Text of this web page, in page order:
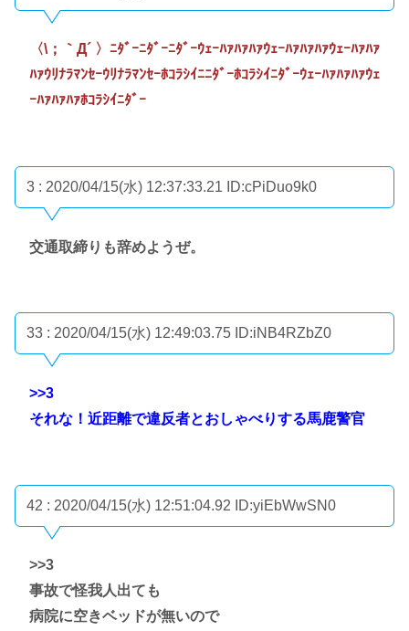
〈\；｀Д´ 〉ﾆﾀﾞｰﾆﾀﾞｰﾆﾀﾞｰｳｪｰﾊｧﾊｧﾊｧｳｪｰﾊｧﾊｧﾊｧｳｪｰﾊｧﾊｧ
ﾊｧｳﾘﾅﾗﾏﾝｾｰｳﾘﾅﾗﾏﾝｾｰﾎｺﾗｼｲﾆﾆﾀﾞｰﾎｺﾗｼｲﾆﾀﾞｰｳｪｰﾊｧﾊｧﾊｧｳｪ
ｰﾊｧﾊｧﾊｧﾎｺﾗｼｲﾆﾀﾞｰ
3 : 2020/04/15(水) 12:37:33.21 ID:cPiDuo9k0
交通取締りも辞めようぜ。
33 : 2020/04/15(水) 12:49:03.75 ID:iNB4RZbZ0
>>3
それな！近距離で違反者とおしゃべりする馬鹿警官
42 : 2020/04/15(水) 12:51:04.92 ID:yiEbWwSN0
>>3
事故で怪我人出ても
病院に空きベッドが無いので